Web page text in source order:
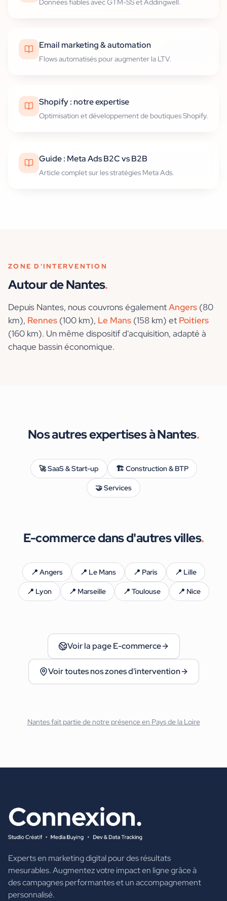
Données fiables avec GTM-SS et Addingwell.
Email marketing & automation
Flows automatisés pour augmenter la LTV.
Shopify : notre expertise
Optimisation et développement de boutiques Shopify.
Guide : Meta Ads B2C vs B2B
Article complet sur les stratégies Meta Ads.
ZONE D'INTERVENTION
Autour deNantes.
Depuis Nantes, nous couvrons égalementAngers (80
km), Rennes (100 km), Le Mans (158 km) et Poitiers
(160 km). Un même dispositif d'acquisition, adapté à
chaque bassin économique.
Nos autres expertises àNantes.
🚀SaaS & Start-up 🏗️ Construction & BTP
🤝Services
E-commercedans d'autres villes.
📍 Angers 📍 Le Mans 📍 Paris 📍 Lille
📍 Lyon 📍 Marseille 📍 Toulouse 📍 Nice
Voir la pageE-commerce
Voir toutes nos zones d'intervention
Nantesfait partie de notre présence en Pays de la Loire
Experts en marketing digital pour des résultats
mesurables. Augmentez votre impact en ligne grâce à
des campagnes performantes et un accompagnement
personnalisé.